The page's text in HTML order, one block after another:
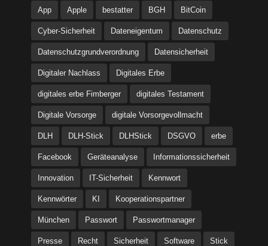
App Apple bestatter BGH BitCoin
Cyber-Sicherheit Dateneigentum Datenschutz
Datenschutzgrundverordnung Datensicherheit
Digitaler Nachlass Digitales Erbe
digitales erbe Fimberger digitales Testament
Digitale Vorsorge digitale Vorsorgevollmacht
DLH DLH-Stick DLHStick DSGVO erbe
Facebook Geräteanalyse Informationssicherheit
Innovation IT-Sicherheit Kennwort
Kennwörter KI Kooperationspartner
München Passwort Passwortmanager
Presse Recht Sicherheit Software Stick